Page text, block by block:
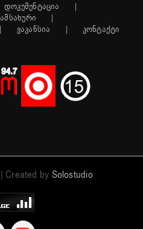
დოკუმენტაცია
ვაკანსია კონტაქტი
Created by Solostudio